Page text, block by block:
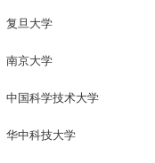
复旦大学
南京大学
中国科学技术大学
华中科技大学